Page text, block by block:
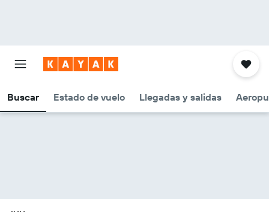
Buscar Estado de vuelo Llegadas y salidas